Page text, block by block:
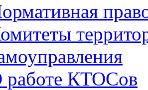
работе КТОСов